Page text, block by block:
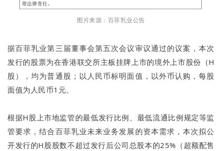
图片来源：百菲乳业公告
据百菲乳业第三届董事会第五次会议审议通过的议案，本次
发行的股票为在香港联交所主板挂牌上市的境外上市股份（H
股），均为普通股；以人民币标明面值，以外币认购，每股
面值为人民币1元。
根据H股上市地监管的最低发行比例、最低流通比例规定等监
管要求，结合百菲乳业未来业务发展的资本需求，本次拟公
开发行的H股股数不超过发行后公司总股本的25%（超额配售